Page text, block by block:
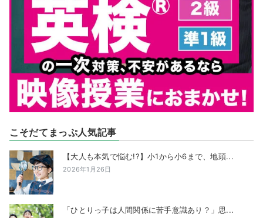
こそだてまっぷ人気記事
【大人も本気で悩む!?】小1から小6まで、地頭...
2026年1月26日
「ひとりっ子は人間関係に苦手意識あり？」思...